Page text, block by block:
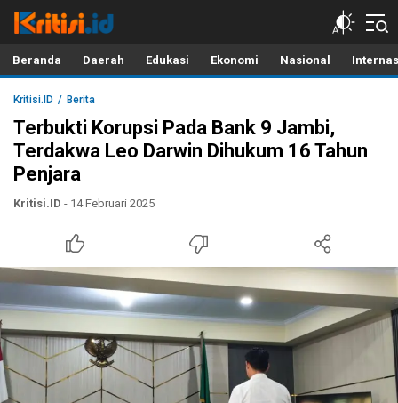
Kritisi.ID
Kritik untuk Negeri!
Beranda Daerah Edukasi Ekonomi Nasional
Kritisi.ID Berita
Terbukti Korupsi Pada Bank 9 Jambi,
Terdakwa Leo Darwin Dihukum 16 Tahun
Penjara
Kritisi.ID - 14 Februari 2025